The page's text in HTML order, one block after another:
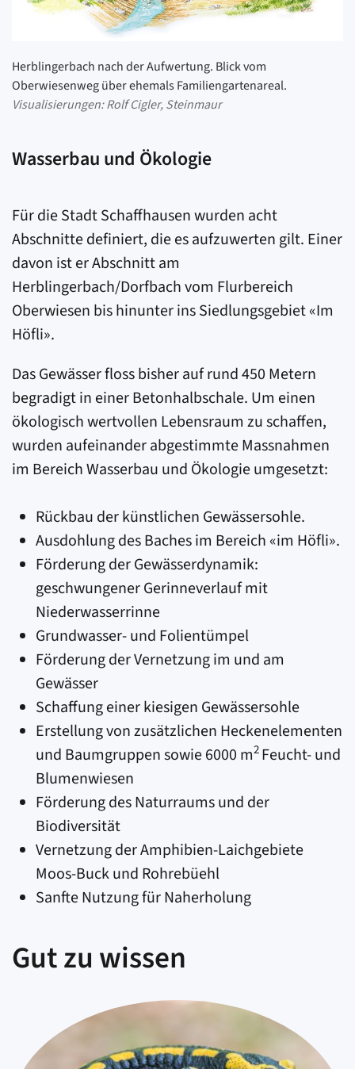
Herblingerbach nach der Aufwertung. Blick vom
Oberwiesenweg über ehemals Familiengartenareal.
Visualisierungen: Rolf Cigler, Steinmaur
Wasserbau und Ökologie
Für die Stadt Schaffhausen wurden acht
Abschnitte definiert, die es aufzuwerten gilt. Einer
davon ist er Abschnitt am
Herblingerbach/Dorfbach vom Flurbereich
Oberwiesen bis hinunter ins Siedlungsgebiet «Im
Höfli».
Das Gewässer floss bisher auf rund 450 Metern
begradigt in einer Betonhalbschale. Um einen
ökologisch wertvollen Lebensraum zu schaffen,
wurden aufeinander abgestimmte Massnahmen
im Bereich Wasserbau und Ökologie umgesetzt:
Rückbau der künstlichen Gewässersohle.
Ausdohlung des Baches im Bereich «im Höfli».
Förderung der Gewässerdynamik:
geschwungener Gerinneverlauf mit
Niederwasserrinne
Grundwasser- und Folientümpel
Förderung der Vernetzung im und am
Gewässer
Schaffung einer kiesigen Gewässersohle
Erstellung von zusätzlichen Heckenelementen
und Baumgruppen sowie 6000 m2Feucht- und
Blumenwiesen
Förderung des Naturraums und der
Biodiversität
Vernetzung der Amphibien-Laichgebiete
Moos-Buck und Rohrebüehl
Sanfte Nutzung für Naherholung
Gut zu wissen